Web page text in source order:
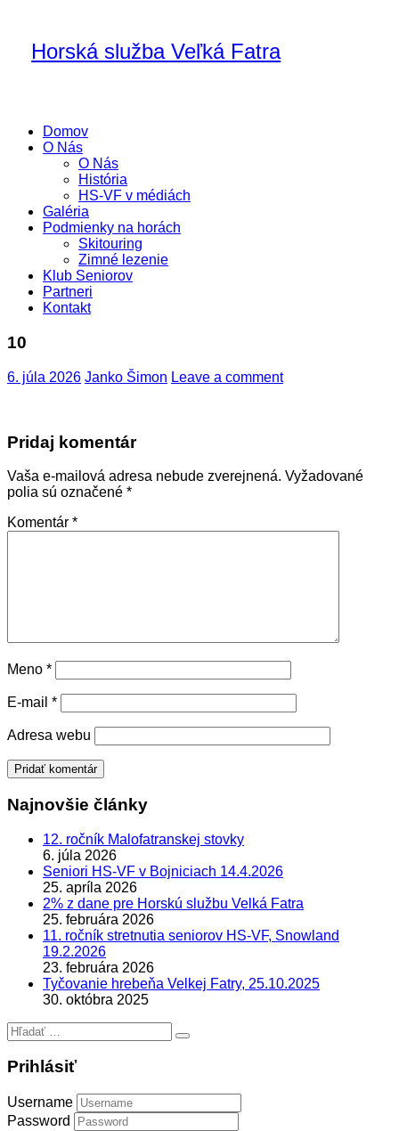
Horská služba Veľká Fatra
Domov
O Nás
O Nás
História
HS-VF v médiách
Galéria
Podmienky na horách
Skitouring
Zimné lezenie
Klub Seniorov
Partneri
Kontakt
10
6. júla 2026 Janko Šimon Leave a comment
Pridaj komentár
Vaša e-mailová adresa nebude zverejnená. Vyžadované
polia sú označené *
Komentár *
Meno *
E-mail *
Adresa webu
Najnovšie články
12. ročník Malofatranskej stovky
6. júla 2026
Seniori HS-VF v Bojniciach 14.4.2026
25. apríla 2026
2% z dane pre Horskú službu Velká Fatra
25. februára 2026
11. ročník stretnutia seniorov HS-VF, Snowland
19.2.2026
23. februára 2026
Tyčovanie hrebeňa Velkej Fatry, 25.10.2025
30. októbra 2025
Hľadať:
Prihlásiť
Username
Password